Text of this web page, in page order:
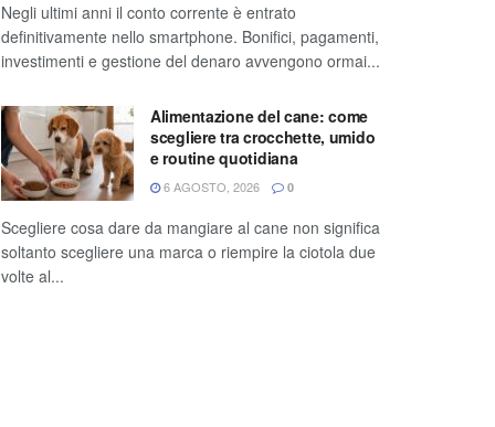
Negli ultimi anni il conto corrente è entrato
definitivamente nello smartphone. Bonifici, pagamenti,
investimenti e gestione del denaro avvengono ormai...
Alimentazione del cane: come
scegliere tra crocchette, umido
e routine quotidiana
6 AGOSTO, 2026 0
Scegliere cosa dare da mangiare al cane non significa
soltanto scegliere una marca o riempire la ciotola due
volte al...